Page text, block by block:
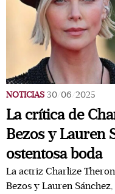
NOTICIAS 30/06/2025
La crítica de
Bezos y Lauren
ostentosa boda
La actriz Charlize
Bezos y Lauren